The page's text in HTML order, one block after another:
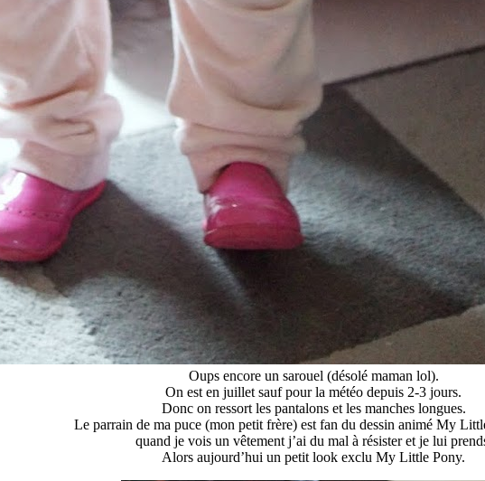
Oups encore un sarouel (désolé maman lol).
On est en juillet sauf pour la météo depuis 2-3 jours.
Donc on ressort les pantalons et les manches longues.
Le parrain de ma puce (mon petit frère) est fan du dessin animé My
quand je vois un vêtement j’ai du mal à résister et je lui
Alors aujourd’hui un petit look exclu My Little Pony.